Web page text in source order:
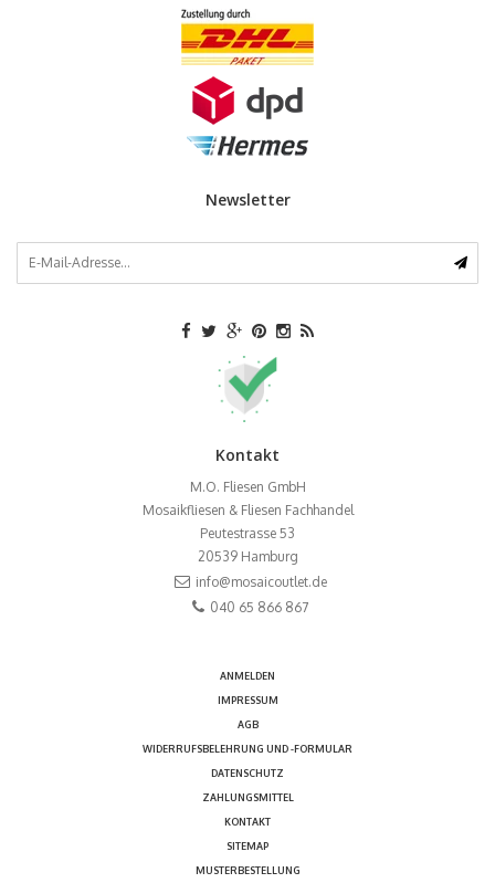
Newsletter
Kontakt
M.O. Fliesen GmbH
Mosaikfliesen & Fliesen Fachhandel
Peutestrasse 53
20539 Hamburg
info@mosaicoutlet.de
040 65 866 867
ANMELDEN
IMPRESSUM
AGB
WIDERRUFSBELEHRUNG UND -FORMULAR
DATENSCHUTZ
ZAHLUNGSMITTEL
KONTAKT
SITEMAP
MUSTERBESTELLUNG